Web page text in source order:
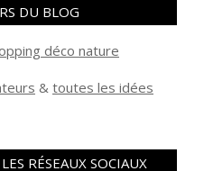
DU BLOG
déco nature
& toutes les idées
RÉSEAUX SOCIAUX